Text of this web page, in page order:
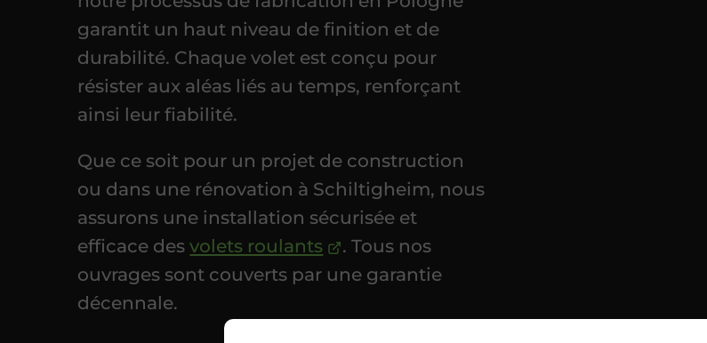
garantit un haut niveau de finition et de
durabilité. Chaque volet est conçu pour
résister aux aléas liés au temps, renforçant
ainsi leur fiabilité.
Que ce soit pour un projet de construction
ou dans une rénovation à Schiltigheim, nous
assurons une installation sécurisée et
efficace desvolets roulants
. Tous nos
ouvrages sont couverts par une garantie
décennale.